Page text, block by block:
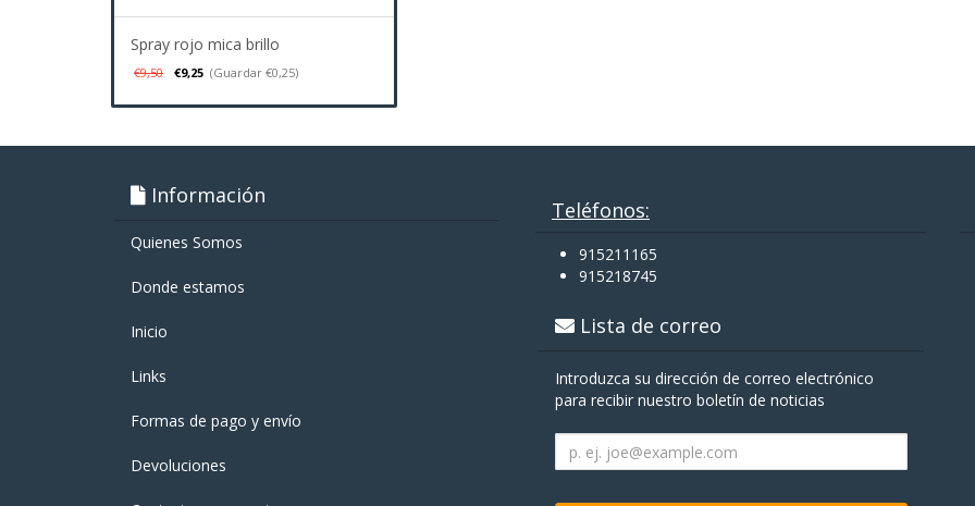
Spray rojo mica brillo
€9,50 €9,25 (Guardar €0,25)
Información
Quienes Somos
Donde estamos
Inicio
Links
Formas de pago y enví­o
Devoluciones
Teléfonos:
915211165
915218745
Lista de correo
Introduzca su dirección de correo electrónico
para recibir nuestro boletín de noticias